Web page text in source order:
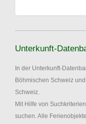
Unterkunft-
In der Unterkunft-
Böhmischen Schweiz
Schweiz.
Mit Hilfe von
suchen. Alle